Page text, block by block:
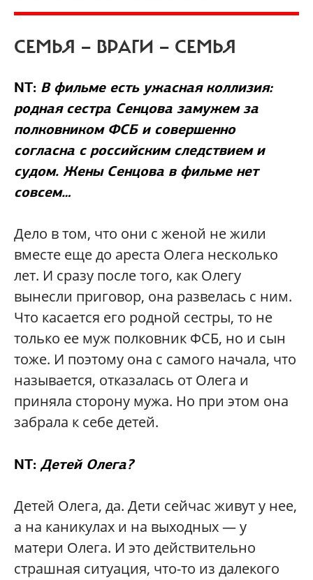
СЕМЬЯ — ВРАГИ — СЕМЬЯ
NT: В фильме есть ужасная коллизия:
родная сестра Сенцова замужем за
полковником ФСБ и совершенно
согласна с российским следствием и
судом. Жены Сенцова в фильме нет
совсем…
Дело в том, что они с женой не жили
вместе еще до ареста Олега несколько
лет. И сразу после того, как Олегу
вынесли приговор, она развелась с ним.
Что касается его родной сестры, то не
только ее муж полковник ФСБ, но и сын
тоже. И поэтому она с самого начала, что
называется, отказалась от Олега и
приняла сторону мужа. Но при этом она
забрала к себе детей.
NT: Детей Олега?
Детей Олега, да. Дети сейчас живут у нее,
а на каникулах и на выходных — у
матери Олега. И это действительно
страшная ситуация, что-то из далекого